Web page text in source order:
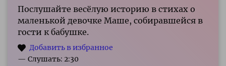
Послушайте весёлую историю в стихах о
маленькой девочке Маше, собиравшейся в
гости к бабушке.
— Слушать: 2:30